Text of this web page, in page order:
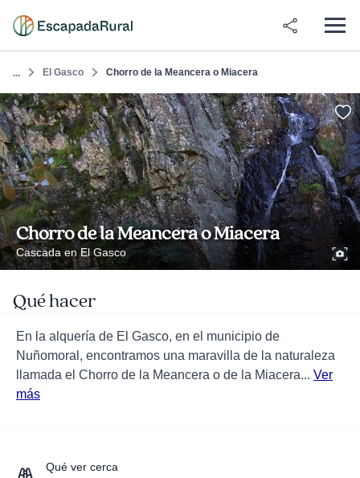
... El Gasco Chorro de la Meancera o Miacera
Chorro de la Meancera o Miacera
Cascada en El Gasco
Qué hacer
En la alquería de El Gasco, en el municipio de
Nuñomoral, encontramos una maravilla de la naturaleza
llamada el Chorro de la Meancera o de la Miacera... Ver
más
Qué ver cerca